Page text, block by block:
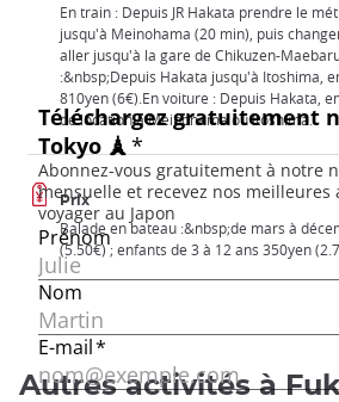
En train : Depuis JR Hakata prendre le
jusqu'à Meinohama (20 min), puis
aller jusqu'à la gare de Chikuzen-
:&nbsp;Depuis Hakata jusqu'à Itoshima,
810yen (6€).En voiture : Depuis Hakata,
de location à Meinohama ou Itoshima.
Prix
Balade en bateau :&nbsp;de mars à
(5.50€) ; enfants de 3 à 12 ans 350yen
Autres activités à